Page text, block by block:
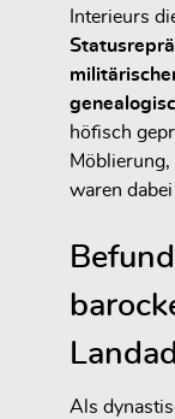
Interieurs
höfisch
waren
Als